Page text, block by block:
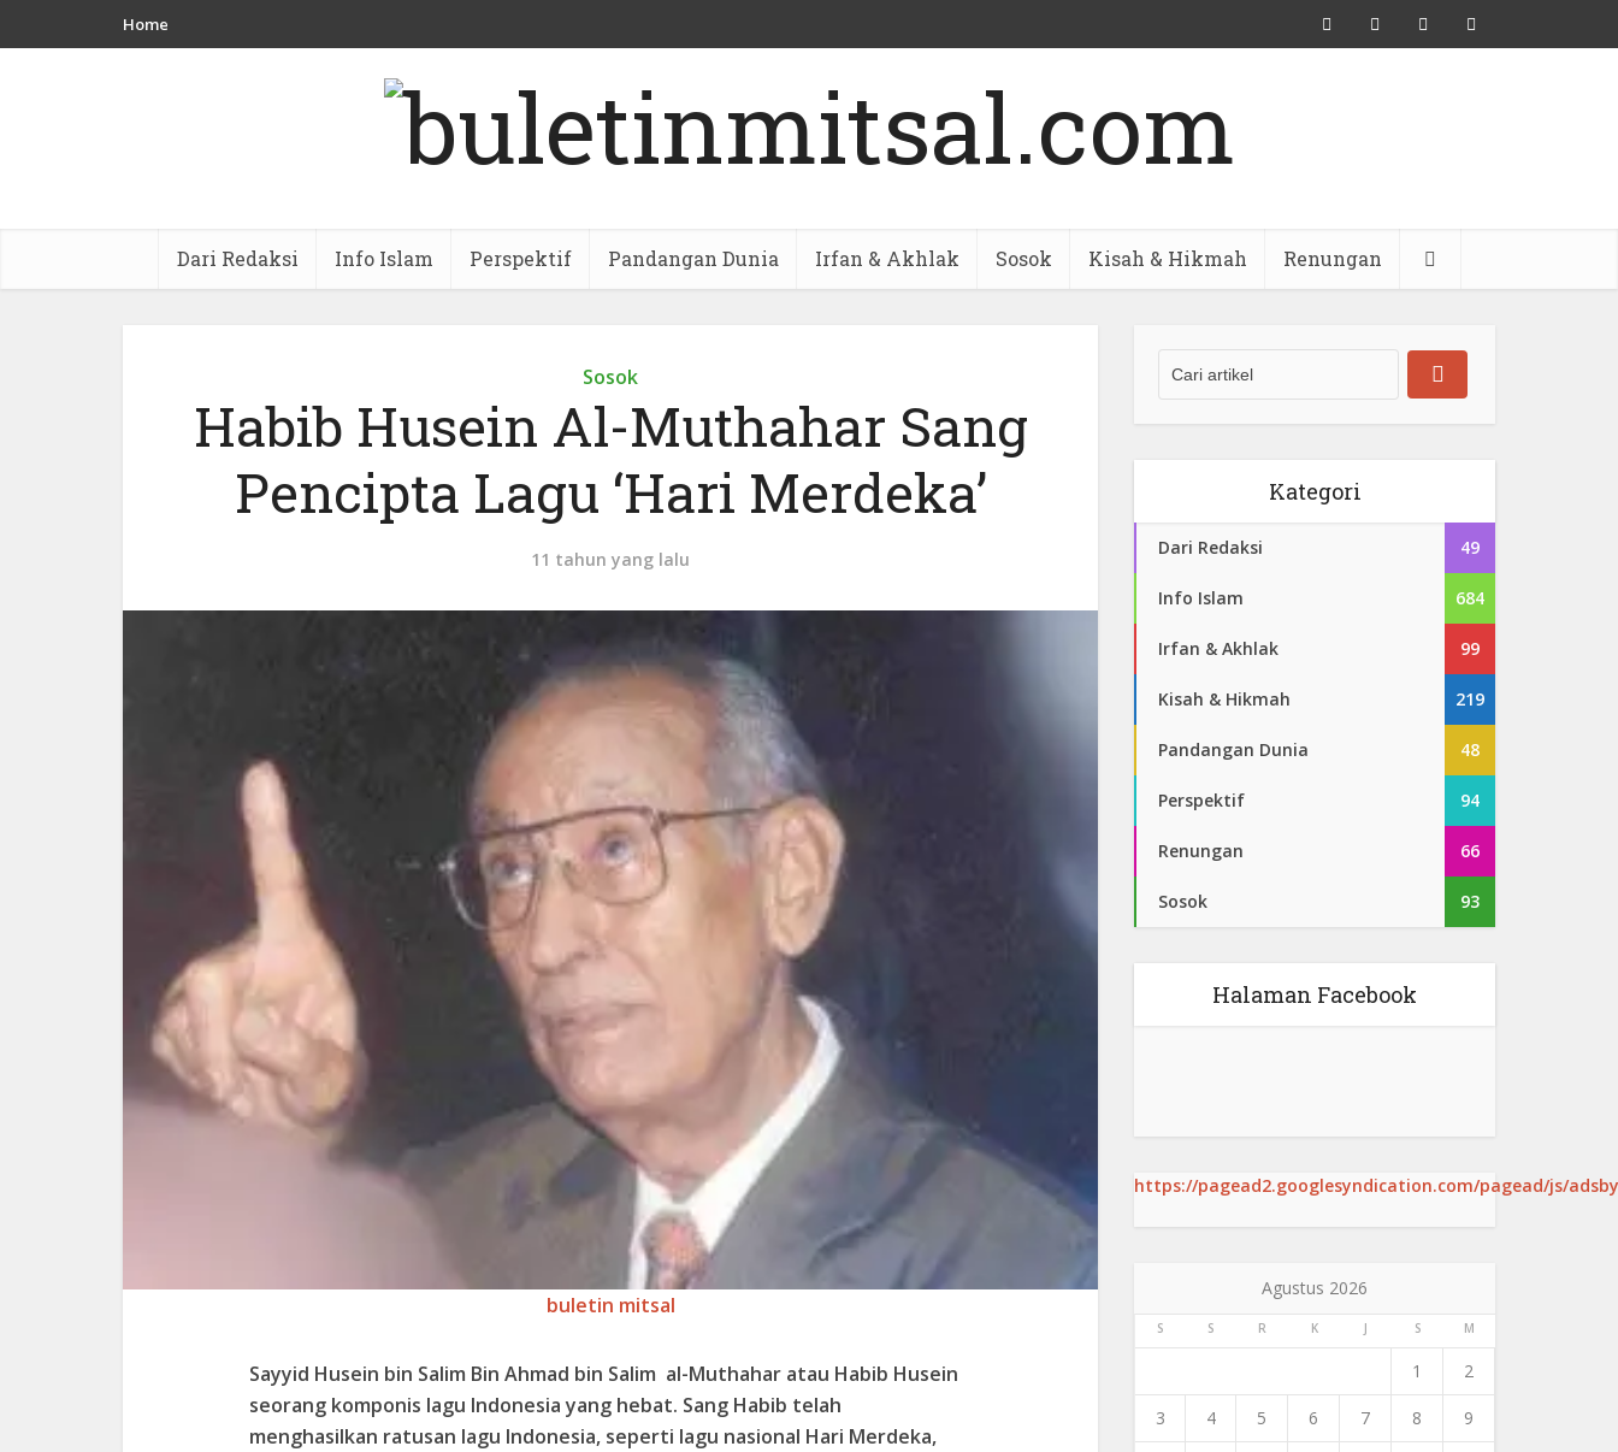
Home
Dari Redaksi Info Islam Perspektif Pandangan Dunia Irfan & Akhlak Sosok Kisah & Hikmah Renungan
Sosok
Habib Husein Al-Muthahar Sang
Pencipta Lagu ‘Hari Merdeka’
11 tahun yang lalu
buletin mitsal
Sayyid Husein bin Salim Bin Ahmad bin Salim al-Muthahar atau Habib Husein
seorang komponis lagu Indonesia yang hebat. Sang Habib telah
menghasilkan ratusan lagu Indonesia, seperti lagu nasional Hari Merdeka,
Kategori
Dari Redaksi 49
Info Islam 684
Irfan & Akhlak 99
Kisah & Hikmah 219
Pandangan Dunia 48
Perspektif 94
Renungan 66
Sosok 93
Halaman Facebook
https://pagead2.googlesyndication.com/pagead/js/
Agustus 2026
S S R K J S M
1 2
3 4 5 6 7 8 9